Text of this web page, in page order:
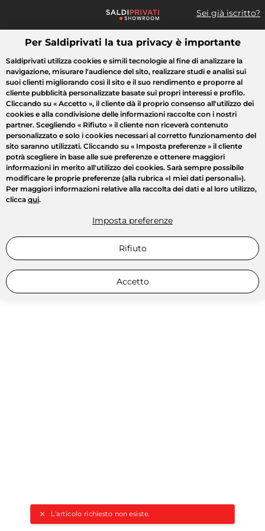
Sei già iscritto?
Cosa cerchi?
L'articolo richiesto non esiste.
Tutte le vendite Moda Casa Bellezza Elettrodomestici
Per Saldiprivati la tua privacy è importante
Saldiprivati utilizza cookies e simili tecnologie al fine di analizzare la
navigazione, misurare l'audience del sito, realizzare studi e analisi sui
suoi clienti migliorando così il sito e il suo rendimento e proporre al
cliente pubblicità personalizzate basate sui propri interessi e profilo.
Cliccando su « Accetto », il cliente dà il proprio consenso all'utilizzo dei
cookies e alla condivisione delle informazioni raccolte con i nostri
partner. Scegliendo « Rifiuto » il cliente non riceverà contenuto
personalizzato e solo i cookies necessari al corretto funzionamento del
sito saranno utilizzati. Cliccando su « Imposta preferenze » il cliente
potrà scegliere in base alle sue preferenze e ottenere maggiori
informazioni in merito all'utilizzo dei cookies. Sarà sempre possibile
modificare le proprie preferenze (alla rubrica «I miei dati personali»).
Per maggiori informazioni relative alla raccolta dei dati e al loro utilizzo,
clicca qui.
Imposta preferenze
Rifiuto
Accetto